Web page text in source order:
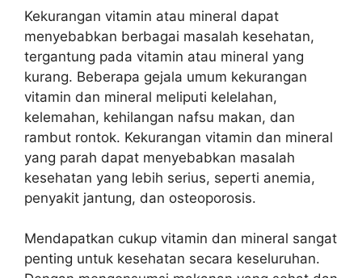
Kekurangan vitamin atau mineral dapat
menyebabkan berbagai masalah kesehatan,
tergantung pada vitamin atau mineral yang
kurang. Beberapa gejala umum kekurangan
vitamin dan mineral meliputi kelelahan,
kelemahan, kehilangan nafsu makan, dan
rambut rontok. Kekurangan vitamin dan mineral
yang parah dapat menyebabkan masalah
kesehatan yang lebih serius, seperti anemia,
penyakit jantung, dan osteoporosis.
Mendapatkan cukup vitamin dan mineral sangat
penting untuk kesehatan secara keseluruhan.